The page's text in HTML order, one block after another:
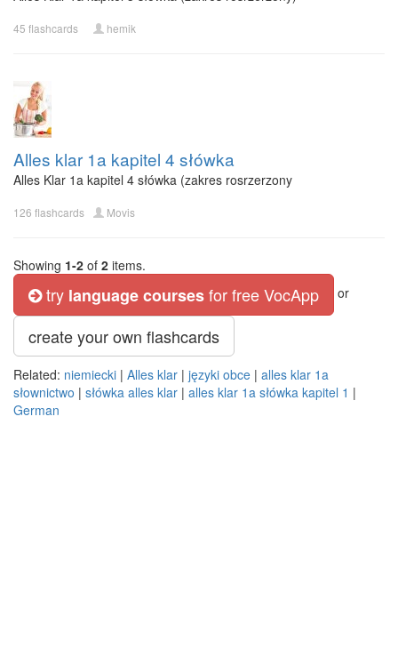
45 flashcards hemik
Alles klar 1a kapitel 4 słówka
Alles Klar 1a kapitel 4 słówka (zakres rosrzerzony
126 flashcards Movis
Showing 1-2 of 2 items.
try language coursesfor free VocApp or
create your own flashcards
Related: niemiecki | Alles klar | języki obce | alles klar 1a
słownictwo | słówka alles klar | alles klar 1a słówka kapitel 1 |
German